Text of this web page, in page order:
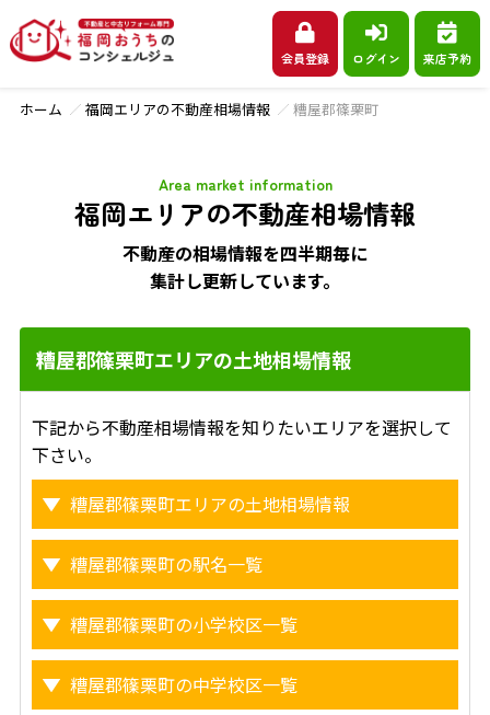
会員登録 ログイン 来店予約
ホーム 福岡エリアの不動産相場情報 糟屋郡篠栗町
福岡エリアの不動産相場情報
Area market information
不動産の相場情報を四半期毎に
集計し更新しています。
糟屋郡篠栗町エリアの土地相場情報
下記から不動産相場情報を知りたいエリアを選択して
下さい。
糟屋郡篠栗町エリアの土地相場情報
糟屋郡篠栗町の駅名一覧
糟屋郡篠栗町の小学校区一覧
糟屋郡篠栗町の中学校区一覧